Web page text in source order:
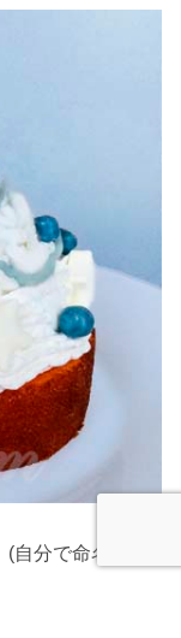
(自分で命名)を作